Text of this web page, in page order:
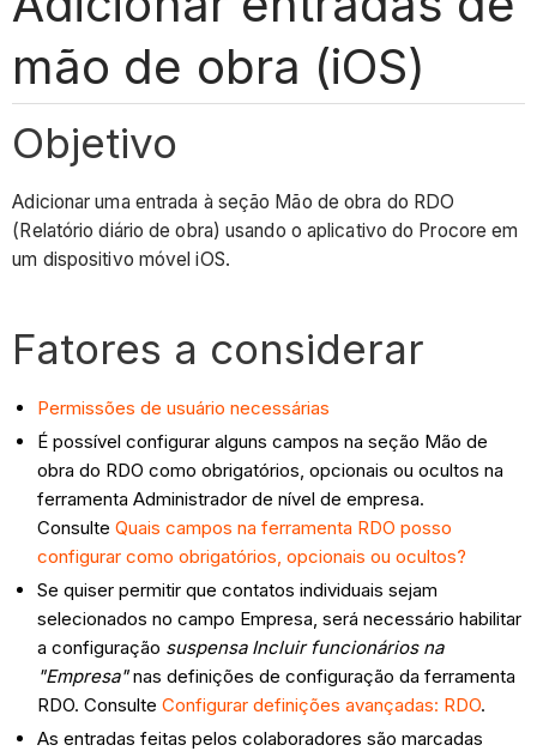
mão de obra (iOS)
Objetivo
Adicionar uma entrada à seção Mão de obra do RDO
(Relatório diário de obra) usando o aplicativo do Procore em
um dispositivo móvel iOS.
Fatores a considerar
Permissões de usuário necessárias
É possível configurar alguns campos na seção Mão de
obra do RDO como obrigatórios, opcionais ou ocultos na
ferramenta Administrador de nível de empresa.
ConsulteQuais campos na ferramenta RDO posso
configurar como obrigatórios, opcionais ou ocultos?
Se quiser permitir que contatos individuais sejam
selecionados no campo Empresa, será necessário habilitar
a configuração suspensa Incluir funcionários na
"Empresa"nas definições de configuração da ferramenta
RDO. ConsulteConfigurar definições avançadas: RDO.
As entradas feitas pelos colaboradores são marcadas